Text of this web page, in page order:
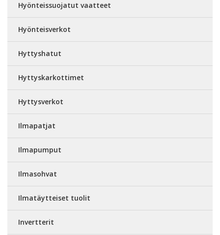
Hyönteissuojatut vaatteet
Hyönteisverkot
Hyttyshatut
Hyttyskarkottimet
Hyttysverkot
Ilmapatjat
Ilmapumput
Ilmasohvat
Ilmatäytteiset tuolit
Invertterit